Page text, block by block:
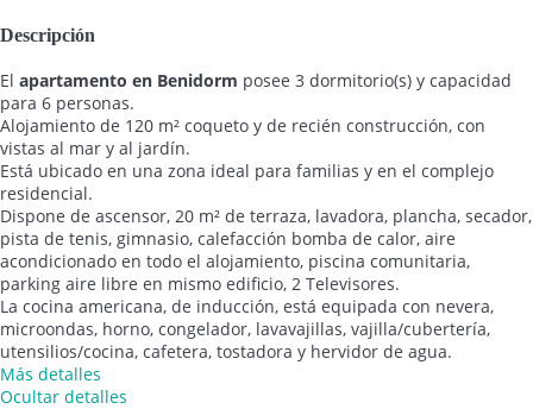
Descripción
El apartamento en Benidorm posee 3 dormitorio(s) y capacidad
para 6 personas.
Alojamiento de 120 m² coqueto y de recién construcción, con
vistas al mar y al jardín.
Está ubicado en una zona ideal para familias y en el complejo
residencial.
Dispone de ascensor, 20 m² de terraza, lavadora, plancha, secador,
pista de tenis, gimnasio, calefacción bomba de calor, aire
acondicionado en todo el alojamiento, piscina comunitaria,
parking aire libre en mismo edificio, 2 Televisores.
La cocina americana, de inducción, está equipada con nevera,
microondas, horno, congelador, lavavajillas, vajilla/cubertería,
utensilios/cocina, cafetera, tostadora y hervidor de agua.
Más detalles
Ocultar detalles